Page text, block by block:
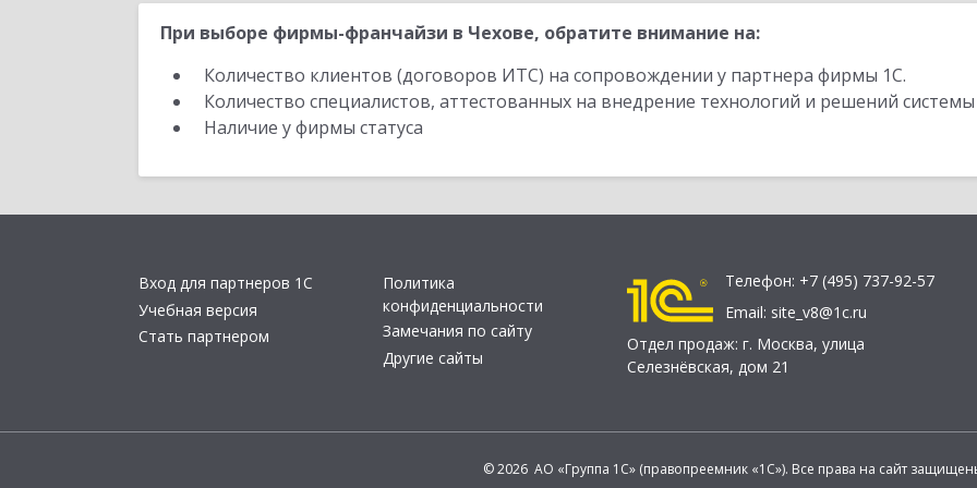
При выборе фирмы-франчайзи в Чехове, обратите внимание на:
Количество клиентов (договоров ИТС) на сопровождении у партнера фирмы 1С.
Количество специалистов, аттестованных на внедрение технологий и решений
Наличие у фирмы статуса
Вход для партнеров 1С
Учебная версия
Стать партнером
Политика
конфиденциальности
Замечания по сайту
Другие сайты
Телефон: +7 (495) 737-92-57
Email: site_v8@1c.ru
Отдел продаж: г. Москва, улица
Селезнёвская, дом 21
© 2026 АО «Группа 1С» (правопреемник «1С»). Все права на сайт